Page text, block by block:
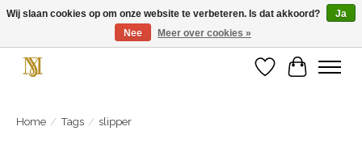
Unieke schoenen en een feestje aan je voeten! Gratis verzending vanaf € 75,-
Verlanglijst
Home / Tags / slipper
Wij slaan cookies op om onze website te verbeteren. Is dat akkoord?
Ja
Nee
Meer over cookies »